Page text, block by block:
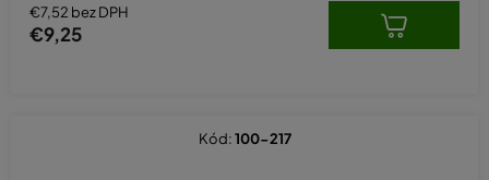
€7,52 bez DPH
€9,25
Kód:100-217